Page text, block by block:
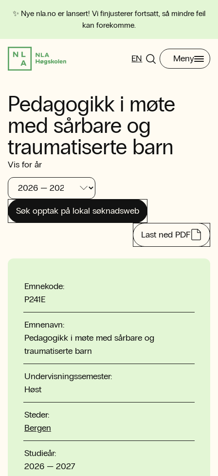
✨ Nye nla.no er lansert! Vi finjusterer fortsatt, så mindre feil
kan forekomme.
EN Meny
Pedagogikk i møte
med sårbare og
traumatiserte barn
Vis for år
Søk opptak på lokal søknadsweb
Last ned PDF
Emnekode:
P241E
Emnenavn:
Pedagogikk i møte med sårbare og
traumatiserte barn
Undervisningssemester:
Høst
Steder:
Bergen
Studieår:
2026 — 2027